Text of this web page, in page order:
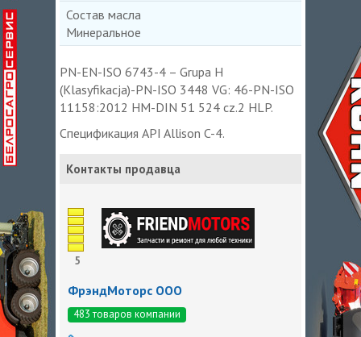
Состав масла
Минеральное
PN-EN-ISO 6743-4 – Grupa H
(Klasyfikacja)-PN-ISO 3448 VG: 46-PN-ISO
11158:2012 HM-DIN 51 524 cz.2 HLP.
Спецификация API Allison C-4.
Контакты продавца
5
ФрэндМоторс ООО
483 товаров компании